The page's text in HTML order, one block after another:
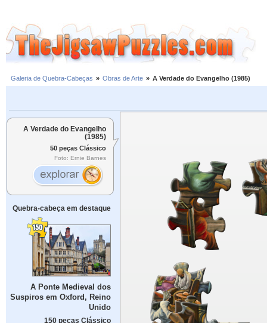
Galeria de Quebra-Cabeças » Obras de Arte » A Verdade do Evangelho (1985)
A Verdade do Evangelho
(1985)
50 peças Clássico
Foto: Ernie Barnes
Quebra-cabeça em destaque
A Ponte Medieval dos
Suspiros em Oxford, Reino
Unido
150 peças Clássico